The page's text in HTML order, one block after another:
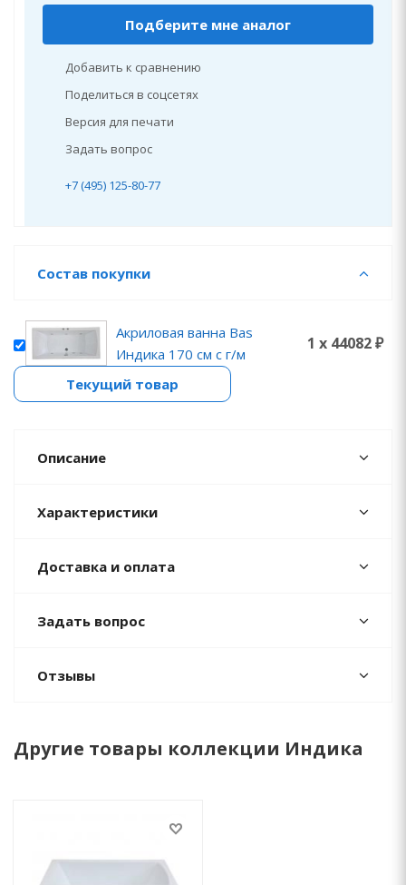
Подберите мне аналог
Добавить к сравнению
Поделиться в соцсетях
Версия для печати
Задать вопрос
+7 (495) 125-80-77
Состав покупки
Акриловая ванна Bas
Индика 170 см с г/м
1 x 44082 ₽
Текущий товар
Описание
Характеристики
Доставка и оплата
Задать вопрос
Отзывы
Другие товары коллекции Индика